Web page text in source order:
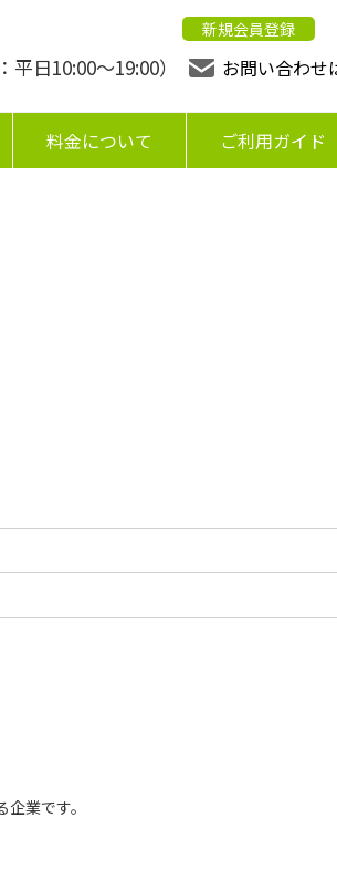
新規会員登録
平日10:00〜19:00） お問い合わせ
料金について ご利用ガイド
業です。